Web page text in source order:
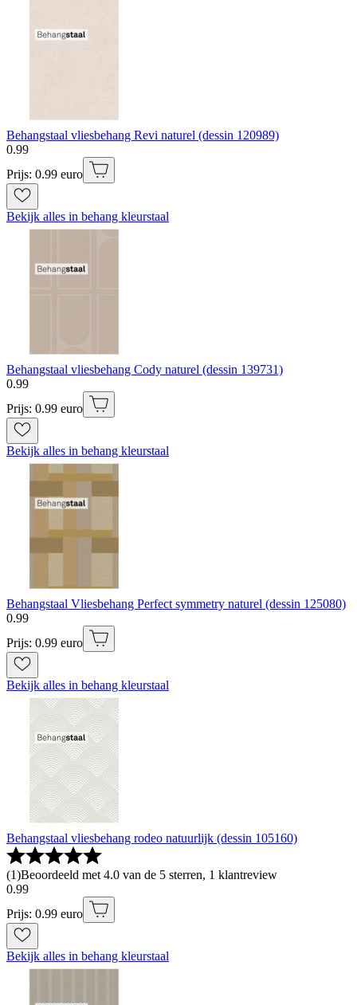
Behangstaal vliesbehang Revi naturel (dessin 120989)
0.99
Prijs: 0.99 euro
Bekijk alles in behang kleurstaal
Behangstaal vliesbehang Cody naturel (dessin 139731)
0.99
Prijs: 0.99 euro
Bekijk alles in behang kleurstaal
Behangstaal Vliesbehang Perfect symmetry naturel (dessin 125080)
0.99
Prijs: 0.99 euro
Bekijk alles in behang kleurstaal
Behangstaal vliesbehang rodeo natuurlijk (dessin 105160)
(1)Beoordeeld met 4.0 van de 5 sterren, 1 klantreview
0.99
Prijs: 0.99 euro
Bekijk alles in behang kleurstaal